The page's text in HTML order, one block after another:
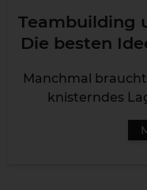
Teambuilding
Die besten
Manchmal
knisterndes